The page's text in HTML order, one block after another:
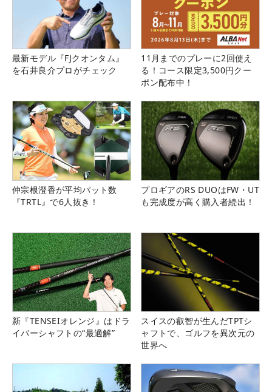
最新モデル『FJクオンタム』
を石井良介プロがチェック
11月までのプレーに2回使え
る！コース限定3,500円クー
ポン配布中！
仲宗根澄香が平均パット数
『TRTL』で6人抜き！
プロギアのRS DUOはFW・UT
も完成度が高く購入者続出！
新『TENSEIオレンジ』はドラ
イバーシャフトの“最適解”
スイスの叡智が生んだTPTシ
ャフトで、ゴルフを異次元の
世界へ